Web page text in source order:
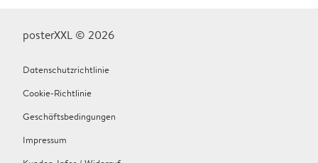
posterXXL © 2026
Datenschutzrichtlinie
Cookie-Richtlinie
Geschäftsbedingungen
Impressum